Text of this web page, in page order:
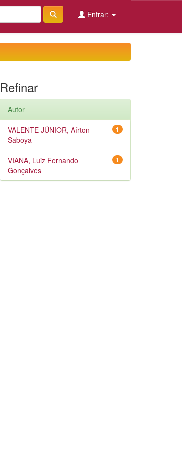
Entrar:
Refinar
Autor
1
VALENTE JÚNIOR, Aírton
Saboya
1
VIANA, Luiz Fernando
Gonçalves